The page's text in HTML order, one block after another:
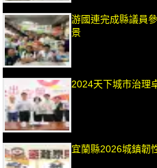
游國連完成縣議員
景
2024天下城市治理
宜蘭縣2026城鎮韌